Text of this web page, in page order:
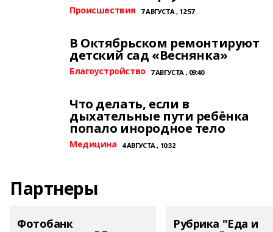
Происшествия 7 АВГУСТА , 12:57
В Октябрьском ремонтируют
детский сад «Веснянка»
Благоустройство 7 АВГУСТА , 09:40
Что делать, если в
дыхательные пути ребёнка
попало инородное тело
Медицина 4 АВГУСТА , 10:32
Партнеры
Фотобанк Рубрика "Еда и